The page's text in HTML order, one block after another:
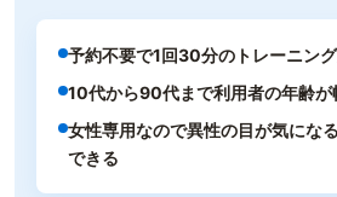
予約不要で1回30分のトレーニン
10代から90代まで利用者の年齢が
女性専用なので異性の目が気にな
できる